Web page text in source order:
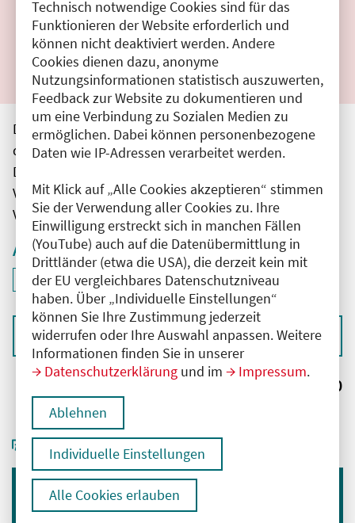
Technisch notwendige Cookies sind für das
Funktionieren der Website erforderlich und
können nicht deaktiviert werden. Andere
Cookies dienen dazu, anonyme
Nutzungsinformationen statistisch auszuwerten,
Feedback zur Website zu dokumentieren und
um eine Verbindung zu Sozialen Medien zu
ermöglichen. Dabei können personenbezogene
Daten wie IP-Adressen verarbeitet werden.
Mit Klick auf „Alle Cookies akzeptieren“ stimmen
Sie der Verwendung aller Cookies zu. Ihre
Einwilligung erstreckt sich in manchen Fällen
(YouTube) auch auf die Datenübermittlung in
Drittländer (etwa die USA), die derzeit kein mit
der EU vergleichbares Datenschutzniveau
haben. Über „Individuelle Einstellungen“
können Sie Ihre Zustimmung jederzeit
widerrufen oder Ihre Auswahl anpassen. Weitere
Informationen finden Sie in unserer
Datenschutzerklärung und im Impressum.
Ablehnen
Individuelle Einstellungen
Alle Cookies erlauben
Ergebnisse drucken
Die hier aufgeführten Veranstaltungen entsprechen
den unmittelbar vom Veranstalter getätigten Angaben.
Die Ärztekammer Berlin übernimmt keine
Verantwortung für den Inhalt, die Haftung obliegt dem
Veranstalter.
Aktive Filter
Filter
ID: ANT-2602431
deaktivieren und Suchergebnisse neu laden
Sortieren nach
Ergebnisse: 0
Immer informiert bleiben